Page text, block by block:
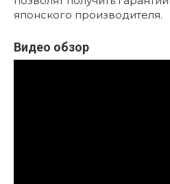
японского производителя.
Видео обзор